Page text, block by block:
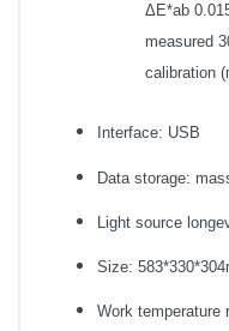
ΔE*ab
measured
calibration
Interface: USB
Data storage:
Light source
Size:
Work temperature